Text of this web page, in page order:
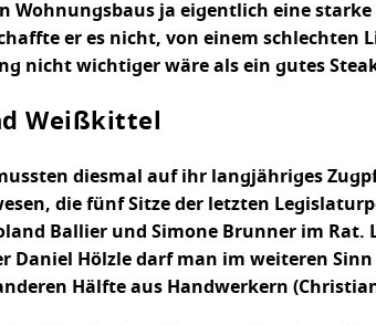
Wohnungsbaus ja eigentlich eine
er es nicht, von einem schlechten
nicht wichtiger wäre als ein gutes
Weißkittel
diesmal auf ihr langjähriges
die fünf Sitze der letzten
Ballier und Simone Brunner im Rat.
Daniel Hölzle darf man im weiteren
Hälfte aus Handwerkern